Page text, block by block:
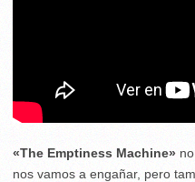
«The Emptiness Machine»
nos vamos a engañar, pero